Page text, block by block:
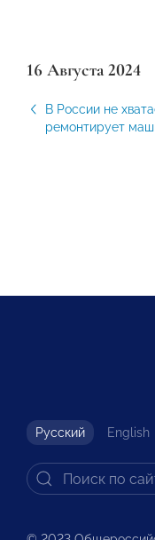
16 Августа 2024
В России не
ремонтирует
Русский English